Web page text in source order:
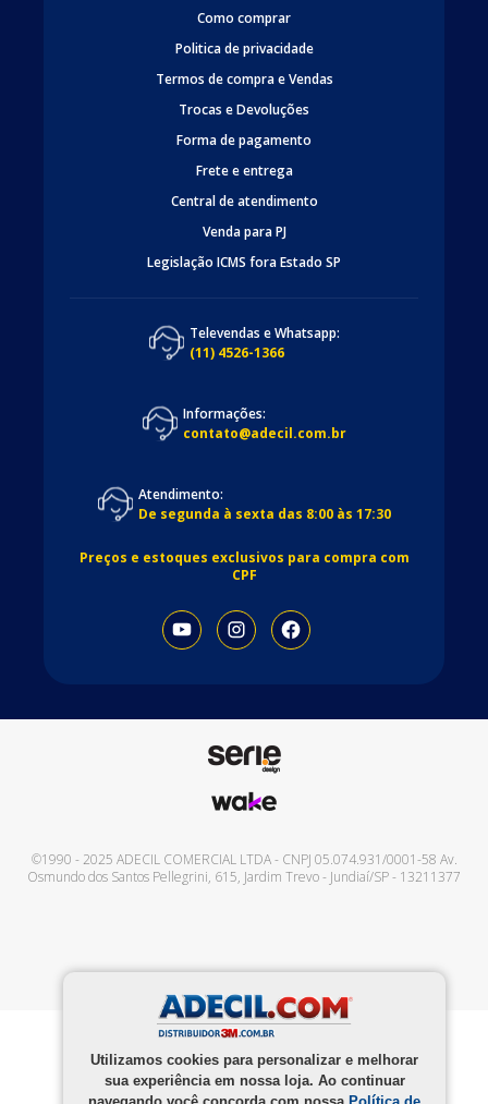
Utilizamos cookies para personalizar e melhorar
sua experiência em nossa loja. Ao continuar
Como comprar
Politica de privacidade
Termos de compra e Vendas
Trocas e Devoluções
Forma de pagamento
Frete e entrega
Central de atendimento
Venda para PJ
Legislação ICMS fora Estado SP
Televendas e Whatsapp:
(11) 4526-1366
Informações:
contato@adecil.com.br
Atendimento:
De segunda à sexta das 8:00 às 17:30
Preços e estoques exclusivos para compra com
CPF
©1990 - 2025 ADECIL COMERCIAL LTDA- CNPJ 05.074.931/0001-58 Av.
Osmundo dos Santos Pellegrini, 615, Jardim Trevo- Jundiaí/SP- 13211377